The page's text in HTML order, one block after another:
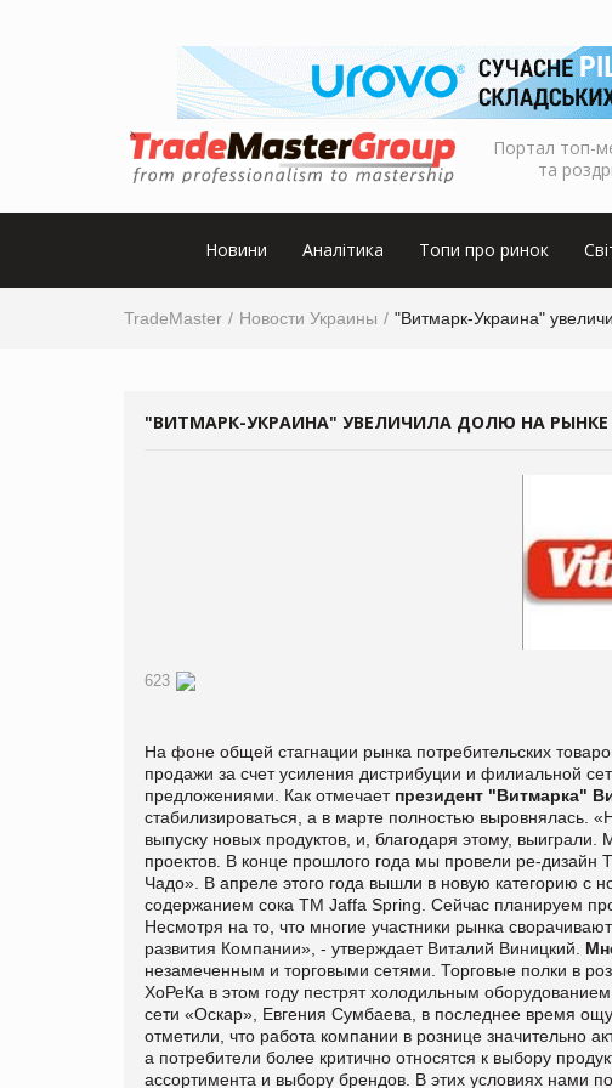
Портал топ-
та
Новини Аналітика Топи про ринок
TradeMaster Новости Украины "Витмарк-Украина"
"ВИТМАРК-УКРАИНА" УВЕЛИЧИЛА ДОЛЮ НА РЫНКЕ
623
На фоне общей стагнации рынка потребительских
продажи за счет усиления дистрибуции и филиальной
предложениями. Как отмечает президент "Витмарка"
стабилизироваться, а в марте полностью выровнялась.
выпуску новых продуктов, и, благодаря этому,
проектов. В конце прошлого года мы провели ре-
Чадо». В апреле этого года вышли в новую категорию с
содержанием сока ТМ Jaffa Spring. Сейчас планируем
Несмотря на то, что многие участники рынка
развития Компании», - утверждает Виталий Виницкий.
незамеченным и торговыми сетями. Торговые полки в
ХоРеКа в этом году пестрят холодильным
сети «Оскар», Евгения Cумбаева, в последнее время
отметили, что работа компании в рознице значительно
а потребители более критично относятся к выбору
ассортимента и выбору брендов. В этих условиях нами